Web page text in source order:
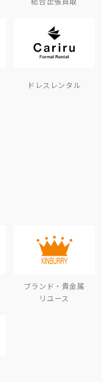
ドレスレンタル
ブランド・貴金属
リユース